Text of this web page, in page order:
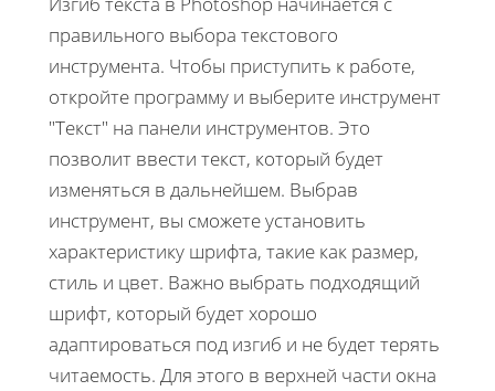
правильного выбора текстового
инструмента. Чтобы приступить к работе,
откройте программу и выберите инструмент
"Текст" на панели инструментов. Это
позволит ввести текст, который будет
изменяться в дальнейшем. Выбрав
инструмент, вы сможете установить
характеристику шрифта, такие как размер,
стиль и цвет. Важно выбрать подходящий
шрифт, который будет хорошо
адаптироваться под изгиб и не будет терять
читаемость. Для этого в верхней части окна